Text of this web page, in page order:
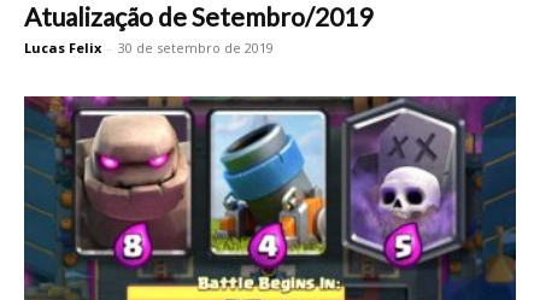
Atualização de Setembro/2019
Lucas Felix - 30 de setembro de 2019